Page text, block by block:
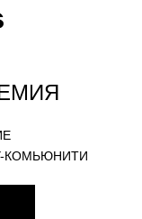
КОМЬЮНИТИ